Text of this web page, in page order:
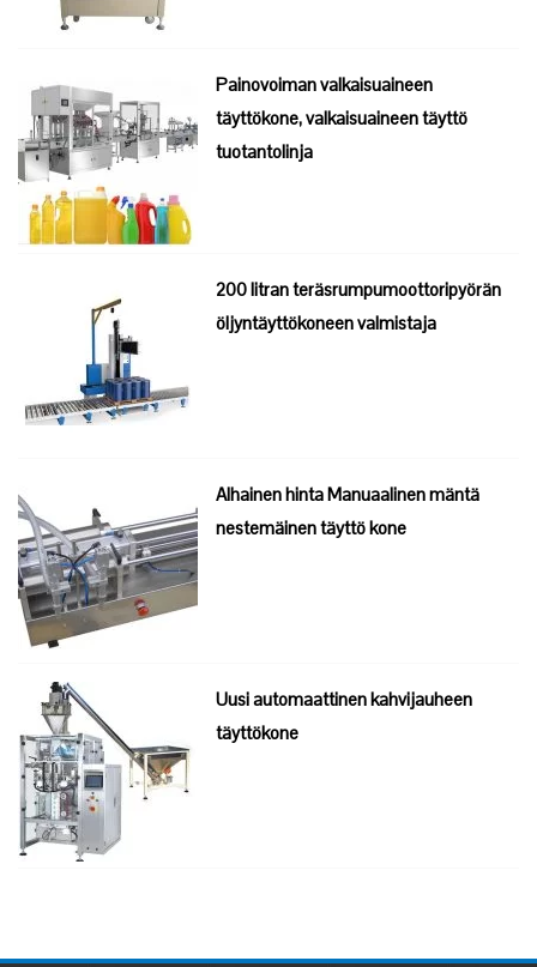
Painovoiman valkaisuaineen
täyttökone, valkaisuaineen täyttö
tuotantolinja
200 litran teräsrumpumoottoripyörän
öljyntäyttökoneen valmistaja
Alhainen hinta Manuaalinen mäntä
nestemäinen täyttö kone
Uusi automaattinen kahvijauheen
täyttökone